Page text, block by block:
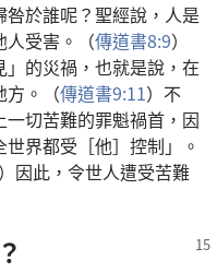
於誰呢？聖經說，人是
人受害。（傳道書8:9）
的災禍，也就是說，在
方。（傳道書9:11）不
切苦難的罪魁禍首，因
界都受［他］控制」。
）因此，令世人遭受苦難